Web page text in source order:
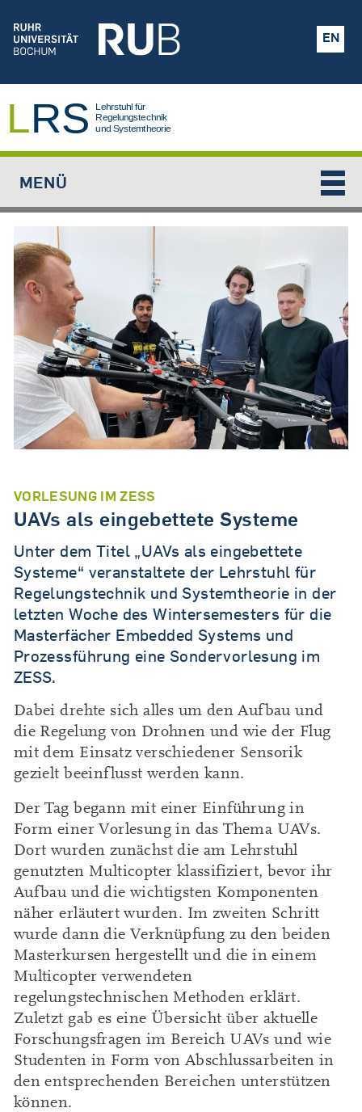
EN
MENÜ
VORLESUNG IM ZESS
UAVs als eingebettete Systeme
Unter dem Titel „UAVs als eingebettete
Systeme“ veranstaltete der Lehrstuhl für
Regelungstechnik und Systemtheorie in der
letzten Woche des Wintersemesters für die
Masterfächer Embedded Systems und
Prozessführung eine Sondervorlesung im
ZESS.
Dabei drehte sich alles um den Aufbau und
die Regelung von Drohnen und wie der Flug
mit dem Einsatz verschiedener Sensorik
gezielt beeinflusst werden kann.
Der Tag begann mit einer Einführung in
Form einer Vorlesung in das Thema UAVs.
Dort wurden zunächst die am Lehrstuhl
genutzten Multicopter klassifiziert, bevor ihr
Aufbau und die wichtigsten Komponenten
näher erläutert wurden. Im zweiten Schritt
wurde dann die Verknüpfung zu den beiden
Masterkursen hergestellt und die in einem
Multicopter verwendeten
regelungstechnischen Methoden erklärt.
Zuletzt gab es eine Übersicht über aktuelle
Forschungsfragen im Bereich UAVs und wie
Studenten in Form von Abschlussarbeiten in
den entsprechenden Bereichen unterstützen
können.